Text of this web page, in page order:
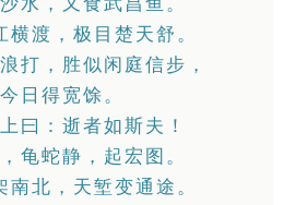
横渡，极目楚天舒。
打，胜似闲庭信步，
今日得宽馀。
曰：逝者如斯夫！
龟蛇静，起宏图。
南北，天堑变通途。